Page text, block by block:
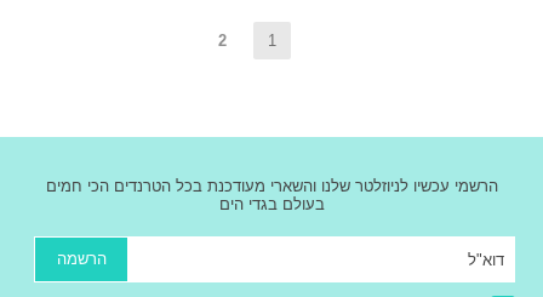
1
2
הרשמי עכשיו לניוזלטר שלנו והשארי מעודכנת בכל הטרנדים הכי חמים
בעולם בגדי הים
הרשמה